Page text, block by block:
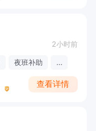
2小时前
夜班补助 ...
查看详情